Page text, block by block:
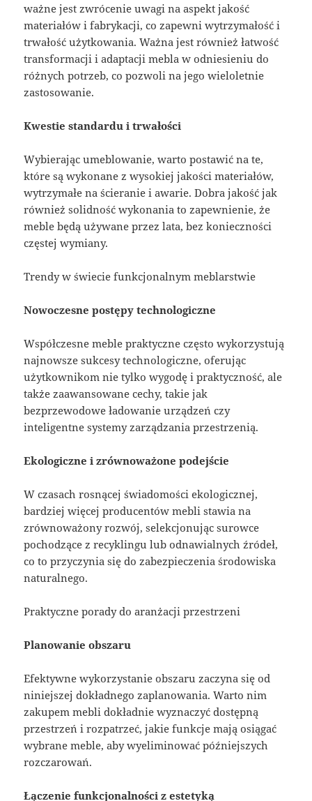
ważne jest zwrócenie uwagi na aspekt jakość
materiałów i fabrykacji, co zapewni wytrzymałość i
trwałość użytkowania. Ważna jest również łatwość
transformacji i adaptacji mebla w odniesieniu do
różnych potrzeb, co pozwoli na jego wieloletnie
zastosowanie.
Kwestie standardu i trwałości
Wybierając umeblowanie, warto postawić na te,
które są wykonane z wysokiej jakości materiałów,
wytrzymałe na ścieranie i awarie. Dobra jakość jak
również solidność wykonania to zapewnienie, że
meble będą używane przez lata, bez konieczności
częstej wymiany.
Trendy w świecie funkcjonalnym meblarstwie
Nowoczesne postępy technologiczne
Współczesne meble praktyczne często wykorzystują
najnowsze sukcesy technologiczne, oferując
użytkownikom nie tylko wygodę i praktyczność, ale
także zaawansowane cechy, takie jak
bezprzewodowe ładowanie urządzeń czy
inteligentne systemy zarządzania przestrzenią.
Ekologiczne i zrównoważone podejście
W czasach rosnącej świadomości ekologicznej,
bardziej więcej producentów mebli stawia na
zrównoważony rozwój, selekcjonując surowce
pochodzące z recyklingu lub odnawialnych źródeł,
co to przyczynia się do zabezpieczenia środowiska
naturalnego.
Praktyczne porady do aranżacji przestrzeni
Planowanie obszaru
Efektywne wykorzystanie obszaru zaczyna się od
niniejszej dokładnego zaplanowania. Warto nim
zakupem mebli dokładnie wyznaczyć dostępną
przestrzeń i rozpatrzeć, jakie funkcje mają osiągać
wybrane meble, aby wyeliminować późniejszych
rozczarowań.
Łączenie funkcjonalności z estetyką